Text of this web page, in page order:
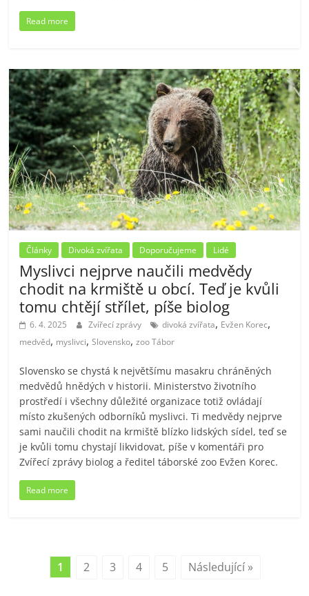
Read more
Články Divoká zvířata Doporučujeme Lidé
Myslivci nejprve naučili medvědy
chodit na krmiště u obcí. Teď je kvůli
tomu chtějí střílet, píše biolog
6. 4. 2025 Zvířecí zprávy divoká zvířata, Evžen Korec,
medvěd, myslivci,Slovensko,zoo Tábor
Slovensko se chystá k největšímu masakru chráněných
medvědů hnědých v historii. Ministerstvo životního
prostředí i všechny důležité organizace totiž ovládají
místo zkušených odborníků myslivci. Ti medvědy nejprve
sami naučili chodit na krmiště blízko lidských sídel, teď se
je kvůli tomu chystají likvidovat, píše v komentáři pro
Zvířecí zprávy biolog a ředitel táborské zoo Evžen Korec.
Read more
1 2 3 4 5 Následující »